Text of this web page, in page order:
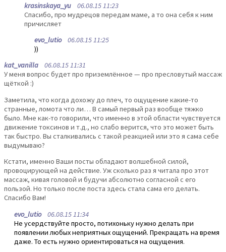
krasinskaya_yu 06.08.15 11:23
Спасибо, про мудрецов передам маме, а то она себя к ним
причисляет
evo_lutio06.08.15 11:25
))
kat_vanilla 06.08.15 11:31
У меня вопрос будет про приземлённое — про пресловутый массаж
щёткой :)
Заметила, что когда дохожу до плеч, то ощущение какие-то
странные, ломота что ли… В самый первый раз вообще тяжко
было. Мне как-то говорили, что именно в этой области чувствуется
движение токсинов и т.д., но слабо верится, что это может быть
так быстро. Вы сталкивались с такой реакцией или это я сама себе
выдумываю?
Кстати, именно Ваши посты обладают волшебной силой,
провоцирующей на действие. Уж сколько раз я читала про этот
массаж, кивая головой и будучи абсолютно согласной с его
пользой. Но только после поста здесь стала сама его делать.
Спасибо Вам!
evo_lutio06.08.15 11:34
Не усердствуйте просто, потихоньку нужно делать при
появлении любых неприятных ощущений. Прекращать на время
даже. То есть нужно ориентироваться на ощущения.